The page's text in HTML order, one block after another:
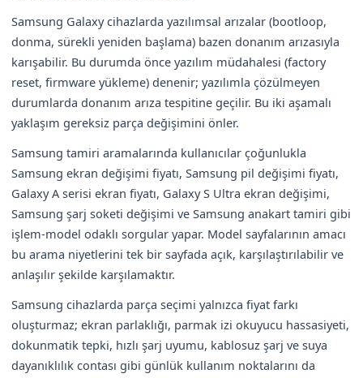
Samsung Galaxy cihazlarda yazılımsal arızalar (bootloop,
donma, sürekli yeniden başlama) bazen donanım arızasıyla
karışabilir. Bu durumda önce yazılım müdahalesi (factory
reset, firmware yükleme) denenir; yazılımla çözülmeyen
durumlarda donanım arıza tespitine geçilir. Bu iki aşamalı
yaklaşım gereksiz parça değişimini önler.
Samsung tamiri aramalarında kullanıcılar çoğunlukla
Samsung ekran değişimi fiyatı, Samsung pil değişimi fiyatı,
Galaxy A serisi ekran fiyatı, Galaxy S Ultra ekran değişimi,
Samsung şarj soketi değişimi ve Samsung anakart tamiri gibi
işlem-model odaklı sorgular yapar. Model sayfalarının amacı
bu arama niyetlerini tek bir sayfada açık, karşılaştırılabilir ve
anlaşılır şekilde karşılamaktır.
Samsung cihazlarda parça seçimi yalnızca fiyat farkı
oluşturmaz; ekran parlaklığı, parmak izi okuyucu hassasiyeti,
dokunmatik tepki, hızlı şarj uyumu, kablosuz şarj ve suya
dayanıklılık contası gibi günlük kullanım noktalarını da